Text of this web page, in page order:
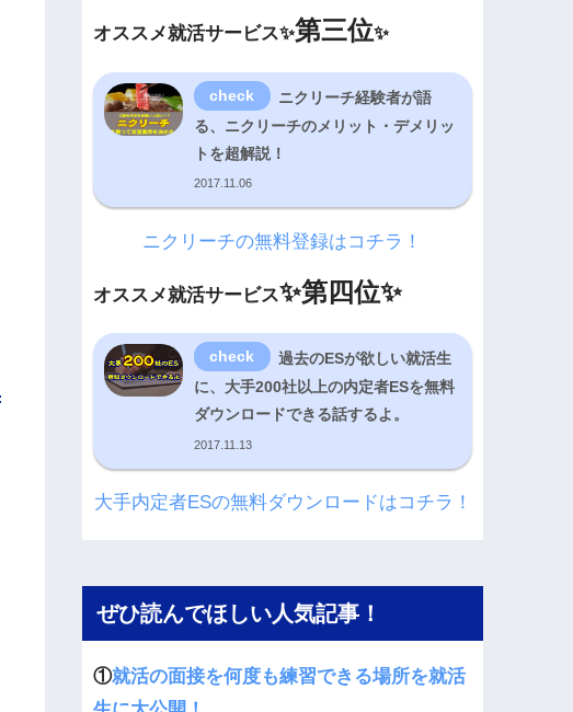
オススメ就活サービス✨第三位✨
ニクリーチ経験者が語
る、ニクリーチのメリット・デメリッ
トを超解説！
2017.11.06
ニクリーチの無料登録はコチラ！
オススメ就活サービス✨第四位✨
過去のESが欲しい就活生
に、大手200社以上の内定者ESを無料
ダウンロードできる話するよ。
2017.11.13
大手内定者ESの無料ダウンロードはコチラ！
ぜひ読んでほしい人気記事！
①就活の面接を何度も練習できる場所を就活